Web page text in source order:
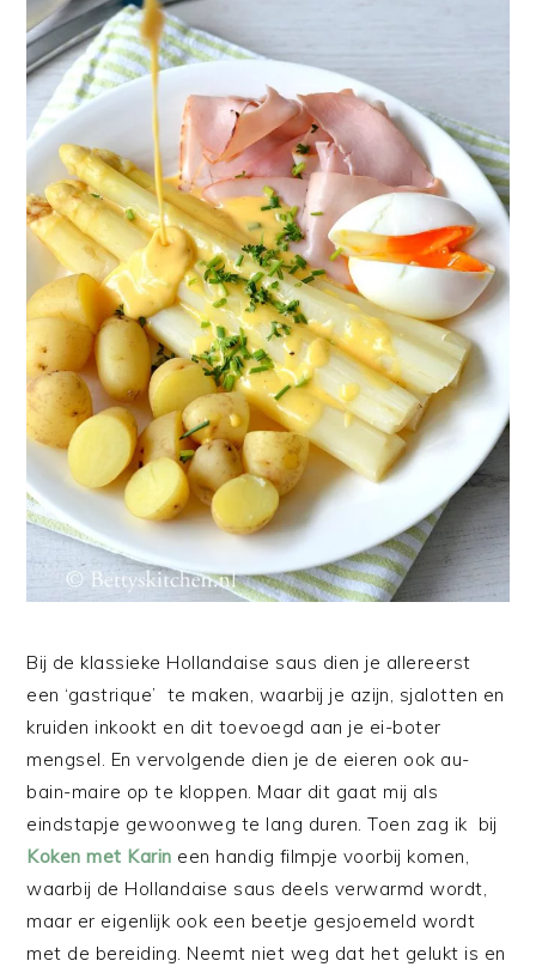
Bij de klassieke Hollandaise saus dien je allereerst
een ‘gastrique’ te maken, waarbij je azijn, sjalotten en
kruiden inkookt en dit toevoegd aan je ei-boter
mengsel. En vervolgende dien je de eieren ook au-
bain-maire op te kloppen. Maar dit gaat mij als
eindstapje gewoonweg te lang duren. Toen zag ik bij
Koken met Karin een handig filmpje voorbij komen,
waarbij de Hollandaise saus deels verwarmd wordt,
maar er eigenlijk ook een beetje gesjoemeld wordt
met de bereiding. Neemt niet weg dat het gelukt is en